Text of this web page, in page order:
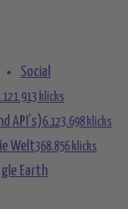
Social
klicks
API’s)6.123.698 klicks
Welt368.856 klicks
Earth